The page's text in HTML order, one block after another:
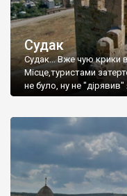
Судак
Судак... Вже чую крики
Місце,туристами
не було, ну не "дірявив"